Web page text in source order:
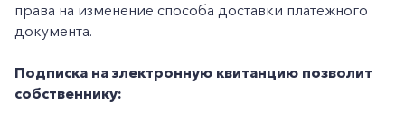
права на изменение способа доставки платежного
документа.
Подписка на электронную квитанцию позволит
собственнику: